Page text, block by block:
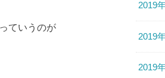
ていうのが
2019
2019
2019